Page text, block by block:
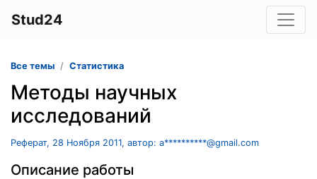
Stud24
Все темы Статистика
Методы научных
исследований
Реферат, 28 Ноября 2011, автор: a**********@gmail.com
Описание работы